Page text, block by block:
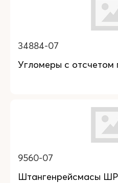
34884-07
Угломеры с отсчетом
9560-07
Штангенрейсмасы